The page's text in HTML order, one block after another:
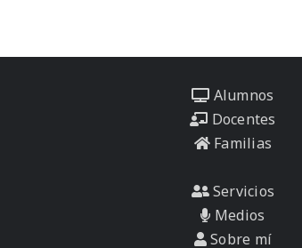
Alumnos
Docentes
Familias
Servicios
Medios
Sobre mí